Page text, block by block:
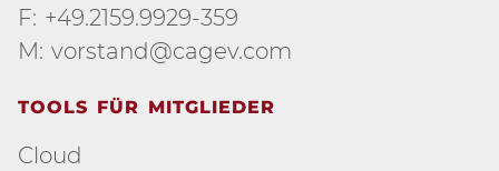
F: +49.2159.9929-359
M: vorstand@cagev.com
TOOLS FÜR MITGLIEDER
Cloud